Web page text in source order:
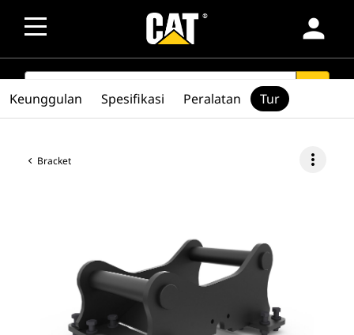
person
SEARCH
Bracket more_vert
Keunggulan Spesifikasi Peralatan Tur